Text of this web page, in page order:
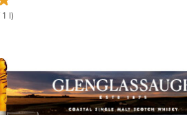
Bewertung von 5 von 5 Sternen
l)